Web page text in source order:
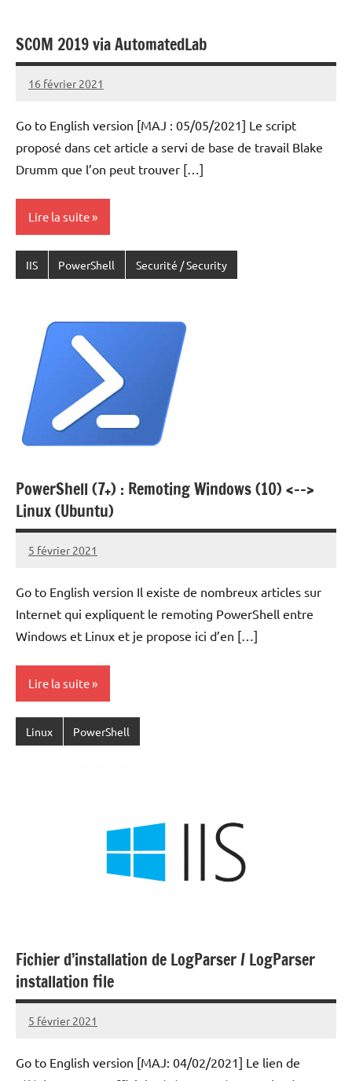
SCOM 2019 via AutomatedLab
16 février 2021
Laurent
ACKER
Go to English version [MAJ : 05/05/2021] Le script
proposé dans cet article a servi de base de travail Blake
Drumm que l’on peut trouver […]
Lire la suite
IIS PowerShell Securité / Security
PowerShell (7+) : Remoting Windows (10) <-->
Linux (Ubuntu)
5 février 2021
Laurent
ACKER
Go to English version Il existe de nombreux articles sur
Internet qui expliquent le remoting PowerShell entre
Windows et Linux et je propose ici d’en […]
Lire la suite
Linux PowerShell
Fichier d’installation de LogParser / LogParser
installation file
5 février 2021
Laurent
ACKER
Go to English version [MAJ: 04/02/2021] Le lien de